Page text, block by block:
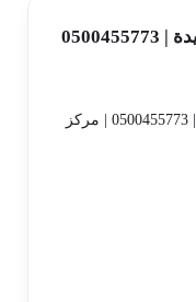
صيانة مجففات الملابس بأحد رفيدة | 0500455773